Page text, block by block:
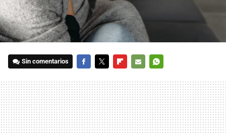
Sin comentarios
MAIL